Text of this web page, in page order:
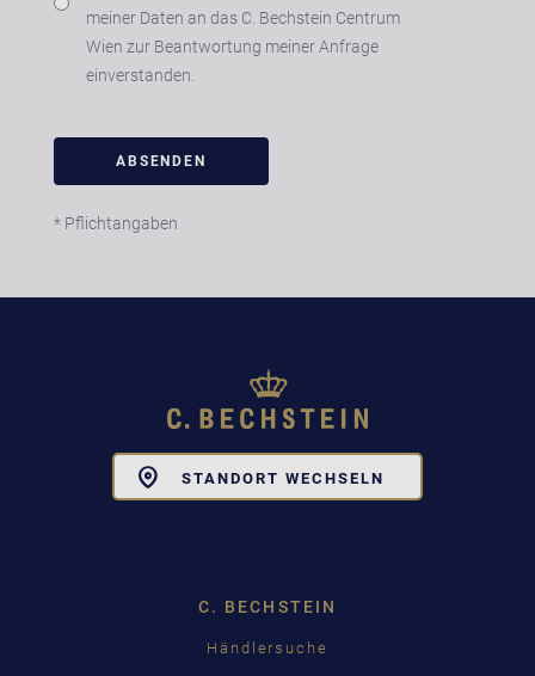
meiner Daten an das C. Bechstein Centrum
Wien zur Beantwortung meiner Anfrage
einverstanden.
* Pflichtangaben
STANDORT WECHSELN
C. BECHSTEIN
Händlersuche